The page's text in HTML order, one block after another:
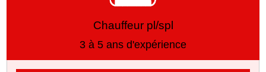
Chauffeur pl/spl
3 à 5 ans d'expérience